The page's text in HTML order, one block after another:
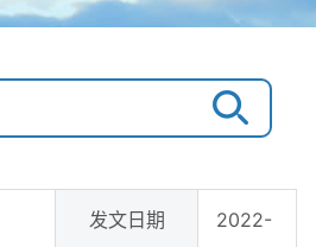
发文日期
2022-